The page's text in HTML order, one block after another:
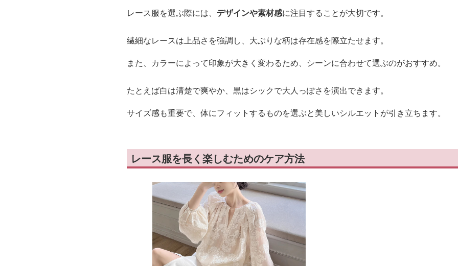
レース服を選ぶ際には、 デザインや素材感に注目することが大切です。
繊細なレースは上品さを強調し、大ぶりな柄は存在感を際立たせます。
また、カラーによって印象が大きく変わるため、シーンに合わせて選ぶのがおすすめ。
たとえば白は清楚で爽やか、黒はシックで大人っぽさを演出できます。
サイズ感も重要で、体にフィットするものを選ぶと美しいシルエットが引き立ちます。
レース服を長く楽しむためのケア方法